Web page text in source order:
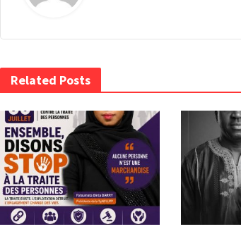
Related Posts